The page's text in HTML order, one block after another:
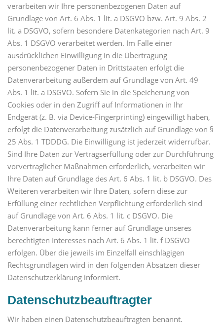
verarbeiten wir Ihre personenbezogenen Daten auf
Grundlage von Art. 6 Abs. 1 lit. a DSGVO bzw. Art. 9 Abs. 2
lit. a DSGVO, sofern besondere Datenkategorien nach Art. 9
Abs. 1 DSGVO verarbeitet werden. Im Falle einer
ausdrücklichen Einwilligung in die Übertragung
personenbezogener Daten in Drittstaaten erfolgt die
Datenverarbeitung außerdem auf Grundlage von Art. 49
Abs. 1 lit. a DSGVO. Sofern Sie in die Speicherung von
Cookies oder in den Zugriff auf Informationen in Ihr
Endgerät (z. B. via Device-Fingerprinting) eingewilligt haben,
erfolgt die Datenverarbeitung zusätzlich auf Grundlage von §
25 Abs. 1 TDDDG. Die Einwilligung ist jederzeit widerrufbar.
Sind Ihre Daten zur Vertragserfüllung oder zur Durchführung
vorvertraglicher Maßnahmen erforderlich, verarbeiten wir
Ihre Daten auf Grundlage des Art. 6 Abs. 1 lit. b DSGVO. Des
Weiteren verarbeiten wir Ihre Daten, sofern diese zur
Erfüllung einer rechtlichen Verpflichtung erforderlich sind
auf Grundlage von Art. 6 Abs. 1 lit. c DSGVO. Die
Datenverarbeitung kann ferner auf Grundlage unseres
berechtigten Interesses nach Art. 6 Abs. 1 lit. f DSGVO
erfolgen. Über die jeweils im Einzelfall einschlägigen
Rechtsgrundlagen wird in den folgenden Absätzen dieser
Datenschutzerklärung informiert.
Datenschutz­beauftragter
Wir haben einen Datenschutzbeauftragten benannt.